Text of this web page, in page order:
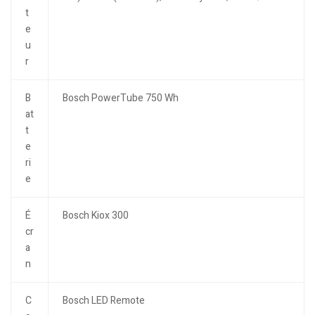
t
e
u
r
B
at
t
e
ri
e
Bosch PowerTube 750 Wh
É
cr
a
n
Bosch Kiox 300
C
Bosch LED Remote